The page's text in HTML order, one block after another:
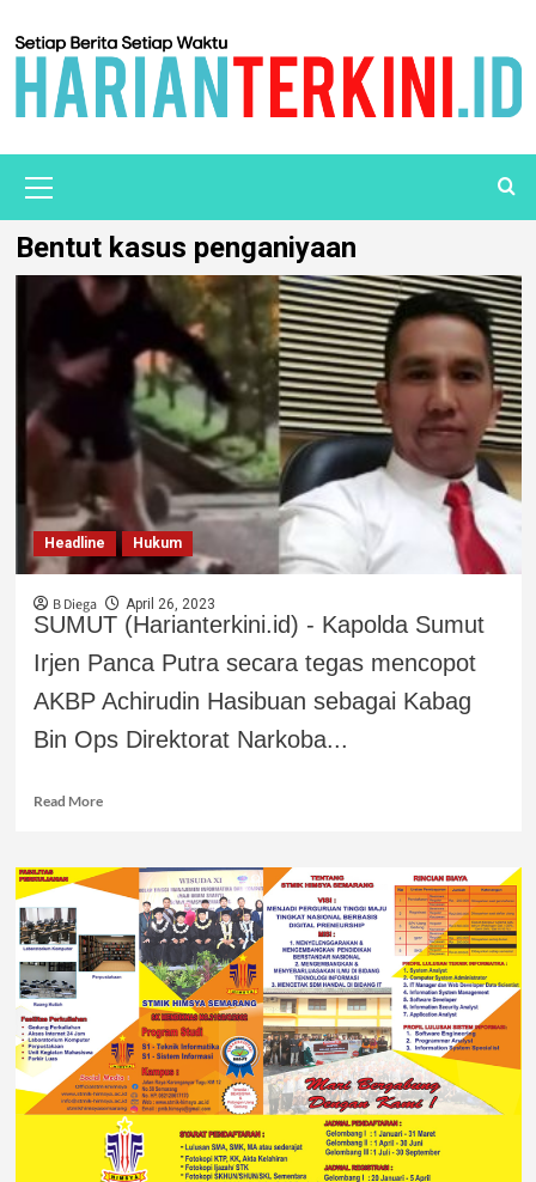
Bentut kasus penganiyaan
Headline Hukum
B Diega April 26, 2023
SUMUT (Harianterkini.id) - Kapolda Sumut
Irjen Panca Putra secara tegas mencopot
AKBP Achirudin Hasibuan sebagai Kabag
Bin Ops Direktorat Narkoba...
Read More